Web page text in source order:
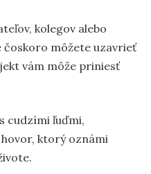
kolegov alebo
čoskoro môžete uzavrieť
vám môže priniesť
cudzími ľuďmi,
ktorý oznámi